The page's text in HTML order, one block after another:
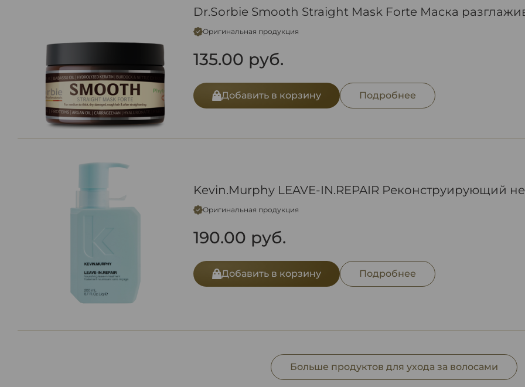
Dr.Ѕоrbiе Smooth Straight Mask Forte Маска
Оригинальная продукция
135.00 руб.
Добавить в корзину Подробнее
Kevin.Murphy LEAVE-IN.REPAIR Реконструирующий
Оригинальная продукция
190.00 руб.
Добавить в корзину Подробнее
Больше продуктов для ухода за волосами